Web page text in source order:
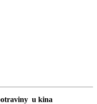
u kina